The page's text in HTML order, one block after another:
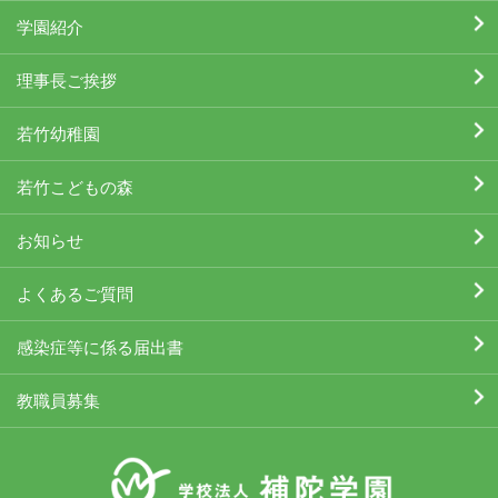
学園紹介
理事長ご挨拶
若竹幼稚園
若竹こどもの森
お知らせ
よくあるご質問
感染症等に係る届出書
教職員募集